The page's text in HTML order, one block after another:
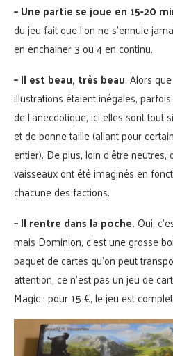
– Une partie se joue en 15-20
du jeu fait que l’on ne s’ennuie
en enchainer 3 ou 4 en continu.
– Il est beau, très beau. Alors
illustrations étaient inégales,
de l’anecdotique, ici elles sont tout
et de bonne taille (allant pour
entier). De plus, loin d’être
vaisseaux ont été imaginés en
chacune des factions.
– Il rentre dans la poche.Oui,
mais Dominion, c’est une grosse
paquet de cartes qu’on peut
attention, ce n’est pas un jeu de
Magic : pour 15 €, le jeu est